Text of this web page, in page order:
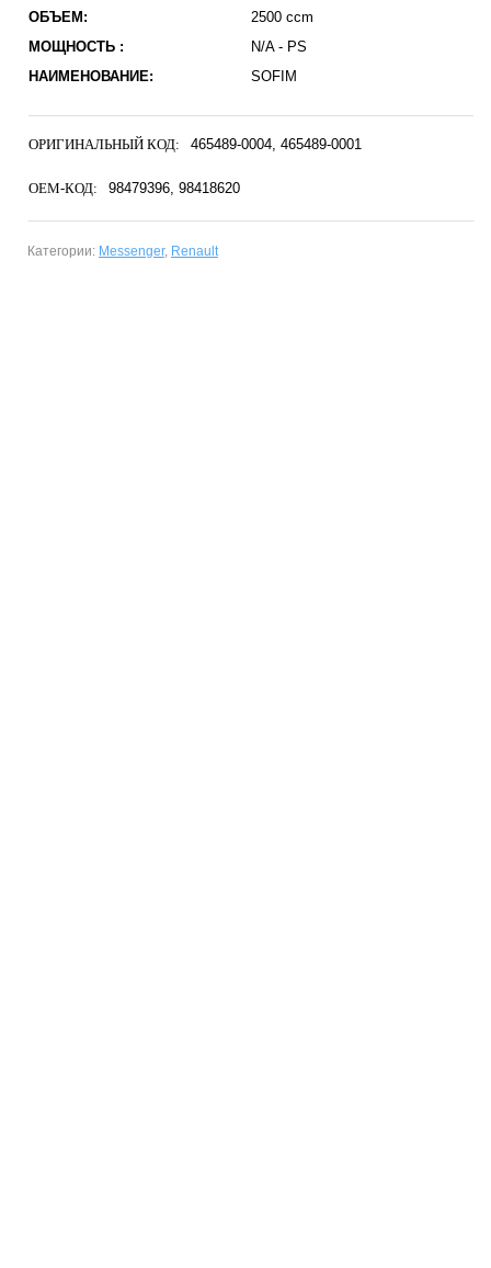
ОБЪЕМ:
2500 ccm
МОЩНОСТЬ :
N/A - PS
НАИМЕНОВАНИЕ:
SOFIM
ОРИГИНАЛЬНЫЙ КОД: 465489-0004 465489-0001
OEM-КОД: 98479396 98418620
Категории: Messenger, Renault